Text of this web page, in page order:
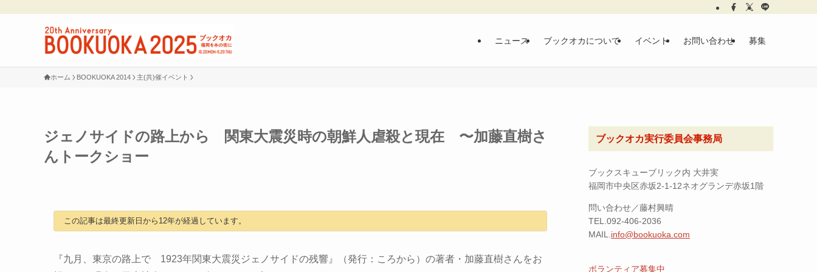
ニュース ブックオカについて イベント お問い合わせ 募集
ホーム BOOKUOKA 2014 主(共)催イベント
ジェノサイドの路上から 関東大震災時の朝鮮人虐殺と現在 〜加藤直樹さ
んトークショー
この記事は最終更新日から12年が経過しています。
『九月、東京の路上で 1923年関東大震災ジェノサイドの残響』（発行：ころから）の著者・加藤直樹さんをお
ブックオカ実行委員会事務局
ブックスキューブリック内 大井実
福岡市中央区赤坂2-1-12ネオグランデ赤坂1階
問い合わせ／藤村興晴
TEL.092-406-2036
MAIL. info@bookuoka.com
ボランティア募集中